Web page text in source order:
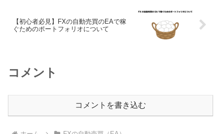
【初心者必見】FXの自動売買のEAで稼
ぐためのポートフォリオについて
コメント
コメントを書き込む